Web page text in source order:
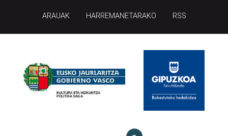
ARAUAK HARREMANETARAKO RSS